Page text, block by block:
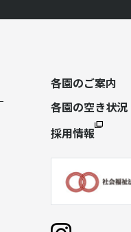
各園のご案内
各園の空き状況
採用情報